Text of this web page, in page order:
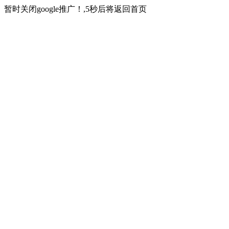
暂时关闭google推广！,5秒后将返回首页